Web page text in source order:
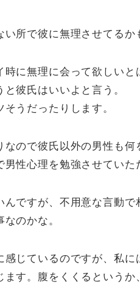
所で彼に無理させてるか
に無理に会って欲しいと
彼氏はいいよと言う。
うだったりします。
なので彼氏以外の男性も何
性心理を勉強させていた
んですが、不用意な言動
のかな。
感じているのですが、私
す。腹をくくるというか